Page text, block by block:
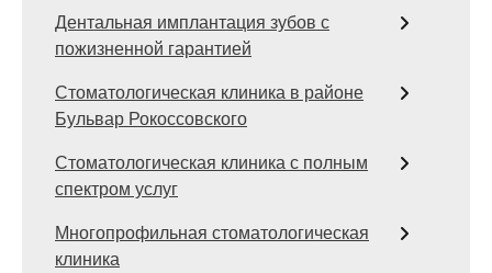
Дентальная имплантация зубов с
пожизненной гарантией
Стоматологическая клиника в районе
Бульвар Рокоссовского
Стоматологическая клиника с полным
спектром услуг
Многопрофильная стоматологическая
клиника